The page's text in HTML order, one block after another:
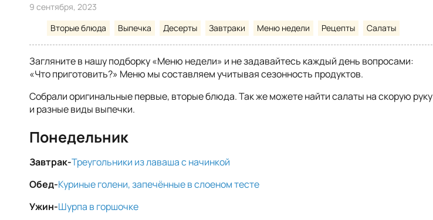
9 сентября, 2023
Вторые блюда
Выпечка Десерты Завтраки Меню недели Рецепты Салаты
Загляните в нашу подборку «Меню недели» и не задавайтесь каждый день вопросами:
«Что приготовить?» Меню мы составляем учитывая сезонность продуктов.
Собрали оригинальные первые, вторые блюда. Так же можете найти салаты на скорую руку
и разные виды выпечки.
Понедельник
Завтрак-Треугольники из лаваша с начинкой
Обед-Куриные голени, запечённые в слоеном тесте
Ужин-Шурпа в горшочке